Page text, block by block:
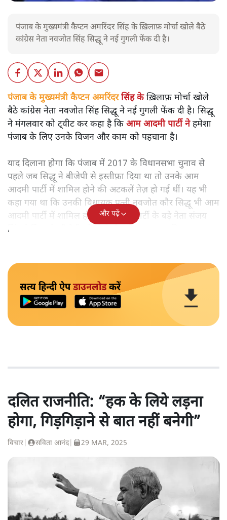
पंजाब के मुख्यमंत्री कैप्टन अमरिंदर सिंह के ख़िलाफ़ मोर्चा खोले बैठे
कांग्रेस नेता नवजोत सिंह सिद्धू ने नई गुगली फेंक दी है।
पंजाब के मुख्यमंत्री कैप्टन अमरिंदरसिंह केख़िलाफ़ मोर्चा खोले
बैठे कांग्रेस नेता नवजोत सिंह सिद्धू ने नई गुगली फेंक दी है। सिद्धू
ने मंगलवार को ट्वीट कर कहा है कि आम आदमी पार्टी नेहमेशा
पंजाब के लिए उनके विजन और काम को पहचाना है।
याद दिलाना होगा कि पंजाब में 2017 के विधानसभा चुनाव से
पहले जब सिद्धू ने बीजेपी से इस्तीफ़ा दिया था तो उनके आम
आदमी पार्टी में शामिल होने की अटकलें तेज़ हो गई थीं। यह भी
कहा गया था कि उनकी विधायक पत्नी नवजोत कौर सिद्धू भी आम
आदमी पार्टी में शामिल होंगी। उस वक्त पार्टी के बड़े नेता संजय
सिंह ने सिद्धू के बीजेपी छोड़ने के फ़ैसले का स्वागत किया था।
और पढ़ें
सत्य हिन्दी ऐपडाउनलोडकरें
दलित राजनीति: “हक के लिये लड़ना
होगा, गिड़गिड़ाने से बात नहीं बनेगी”
विचार सविता आनंद| 29 MAR, 2025